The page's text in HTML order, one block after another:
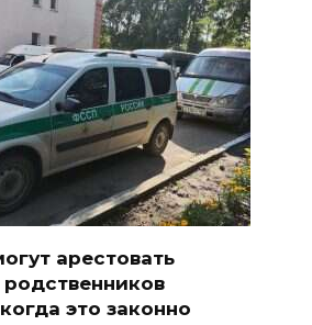
арестовать
это законно